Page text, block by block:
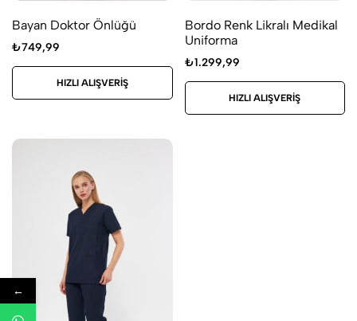
Bayan Doktor Önlüğü
₺749,99
HIZLI ALIŞVERIŞ
Bordo Renk Likralı Medikal
Uniforma
₺1.299,99
HIZLI ALIŞVERIŞ
←